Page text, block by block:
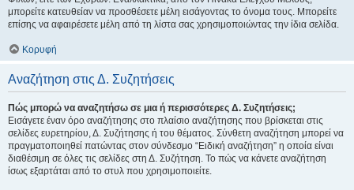
μπορείτε κατευθείαν να προσθέσετε μέλη εισάγοντας το όνομα τους. Μπορείτε
επίσης να αφαιρέσετε μέλη από τη λίστα σας χρησιμοποιώντας την ίδια σελίδα.
Κορυφή
Αναζήτηση στις Δ. Συζητήσεις
Πώς μπορώ να αναζητήσω σε μια ή περισσότερες Δ. Συζητήσεις;
Εισάγετε έναν όρο αναζήτησης στο πλαίσιο αναζήτησης που βρίσκεται στις
σελίδες ευρετηρίου, Δ. Συζήτησης ή του θέματος. Σύνθετη αναζήτηση μπορεί να
πραγματοποιηθεί πατώντας στον σύνδεσμο “Ειδική αναζήτηση” η οποία είναι
διαθέσιμη σε όλες τις σελίδες στη Δ. Συζήτηση. Το πώς να κάνετε αναζήτηση
ίσως εξαρτάται από το στυλ που χρησιμοποιείτε.